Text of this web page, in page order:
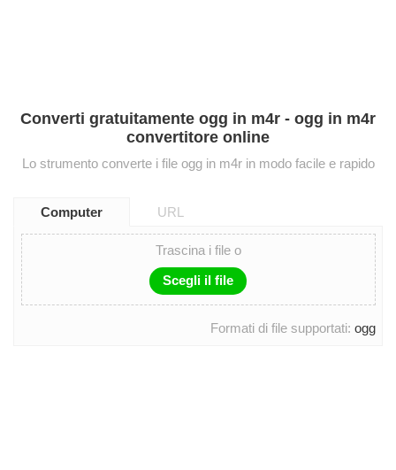
Converti gratuitamente ogg in m4r - ogg in m4r
convertitore online
Lo strumento converte i file ogg in m4r in modo facile e rapido
Computer URL
Trascina i file o
Scegli il file
Formati di file supportati: ogg